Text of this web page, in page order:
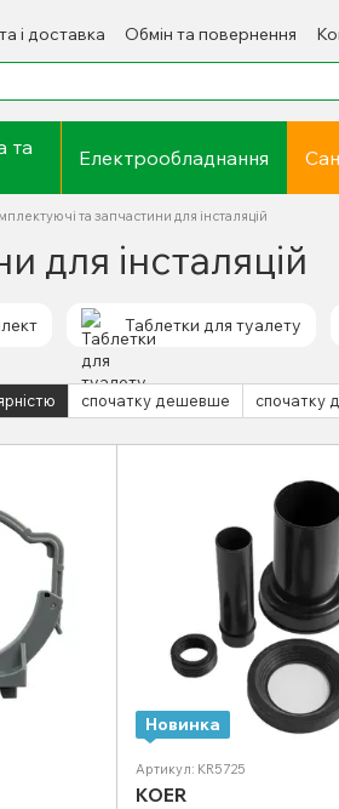
і доставка Обмін та повернення
та
Електрообладнання
та запчастини для інсталяцій
для інсталяцій
Таблетки для туалету
спочатку дешевше спочатку
Новинка
Артикул: KR5725
KOER